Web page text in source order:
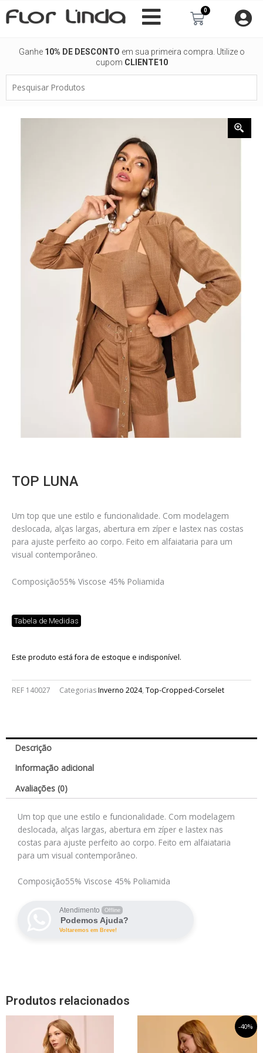
para
0
Carrinho
Ganhe 10% DE DESCONTO em sua primeira compra. Utilize o
cupom CLIENTE10
Produtos
TOP LUNA
Um top que une estilo e funcionalidade. Com modelagem
deslocada, alças largas, abertura em zíper e lastex nas costas
para ajuste perfeito ao corpo. Feito em alfaiataria para um
visual contemporâneo.
Composição55% Viscose 45% Poliamida
Tabela de Medidas
Este produto está fora de estoque e indisponível.
REF 140027 CategoriasInverno 2024, Top-Cropped-Corselet
Descrição
Informação adicional
Avaliações (0)
Um top que une estilo e funcionalidade. Com modelagem
deslocada, alças largas, abertura em zíper e lastex nas
costas para ajuste perfeito ao corpo. Feito em alfaiataria
para um visual contemporâneo.
Composição55% Viscose 45% Poliamida
Atendimento Offline
Podemos Ajuda?
Voltaremos em Breve!
Produtos relacionados
-40%
O
preço
original
era:
preço
atual
Este
produto